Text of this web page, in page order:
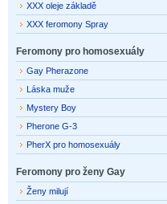
XXX oleje základě
XXX feromony Spray
Feromony pro homosexuály
Gay Pherazone
Láska muže
Mystery Boy
Pherone G-3
PherX pro homosexuály
Feromony pro ženy Gay
Ženy milují